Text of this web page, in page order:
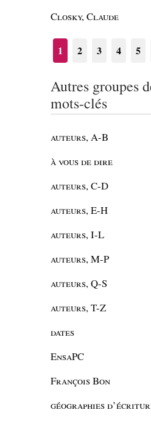
Closky, Claude
1 2 3 4 5
Autres groupes
mots-clés
auteurs, A-B
à vous de dire
auteurs, C-D
auteurs, E-H
auteurs, I-L
auteurs, M-P
auteurs, Q-S
auteurs, T-Z
dates
EnsaPC
François Bon
géographies